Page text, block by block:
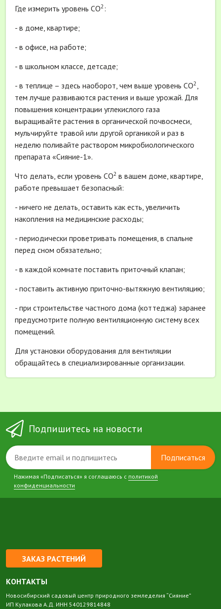
Где измерить уровень СО2 :
- в доме, квартире;
- в офисе, на работе;
- в школьном классе, детсаде;
- в теплице – здесь наоборот, чем выше уровень СО2
тем лучше развиваются растения и выше урожай. Для
повышения концентрации углекислого газа
выращивайте растения в органической почвосмеси,
мульчируйте травой или другой органикой и раз в
неделю поливайте раствором микробиологического
препарата «Сияние-1».
Что делать, если уровень СО2 в вашем доме, квартире,
работе превышает безопасный:
- ничего не делать, оставить как есть, увеличить
накопления на медицинские расходы;
- периодически проветривать помещения, в спальне
перед сном обязательно;
- в каждой комнате поставить приточный клапан;
- поставить активную приточно-вытяжную вентиляцию;
- при строительстве частного дома (коттеджа) заранее
предусмотрите полную вентиляционную систему всех
помещений.
Для установки оборудования для вентиляции
обращайтесь в специализированные организации.
Подпишитесь на новости
Подписаться
Нажимая «Подписаться» я соглашаюсь с политикой
конфиденциальности
ЗАКАЗ РАСТЕНИЙ
КОНТАКТЫ
Новосибирский садовый центр природного земледелия “Сияние”
ИП Кулакова А.Д. ИНН 540129814848